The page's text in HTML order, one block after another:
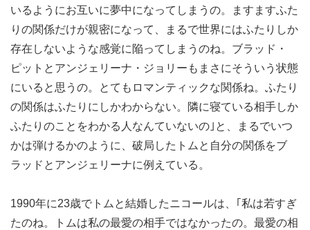
いるようにお互いに夢中になってしまうの。ますますふた
りの関係だけが親密になって、まるで世界にはふたりしか
存在しないような感覚に陥ってしまうのね。ブラッド・
ピットとアンジェリーナ・ジョリーもまさにそういう状態
にいると思うの。とてもロマンティックな関係ね。ふたり
の関係はふたりにしかわからない。隣に寝ている相手しか
ふたりのことをわかる人なんていないの｣と、まるでいつ
かは弾けるかのように、破局したトムと自分の関係をブ
ラッドとアンジェリーナに例えている。
1990年に23歳でトムと結婚したニコールは、｢私は若すぎ
たのね。トムは私の最愛の相手ではなかったの。最愛の相